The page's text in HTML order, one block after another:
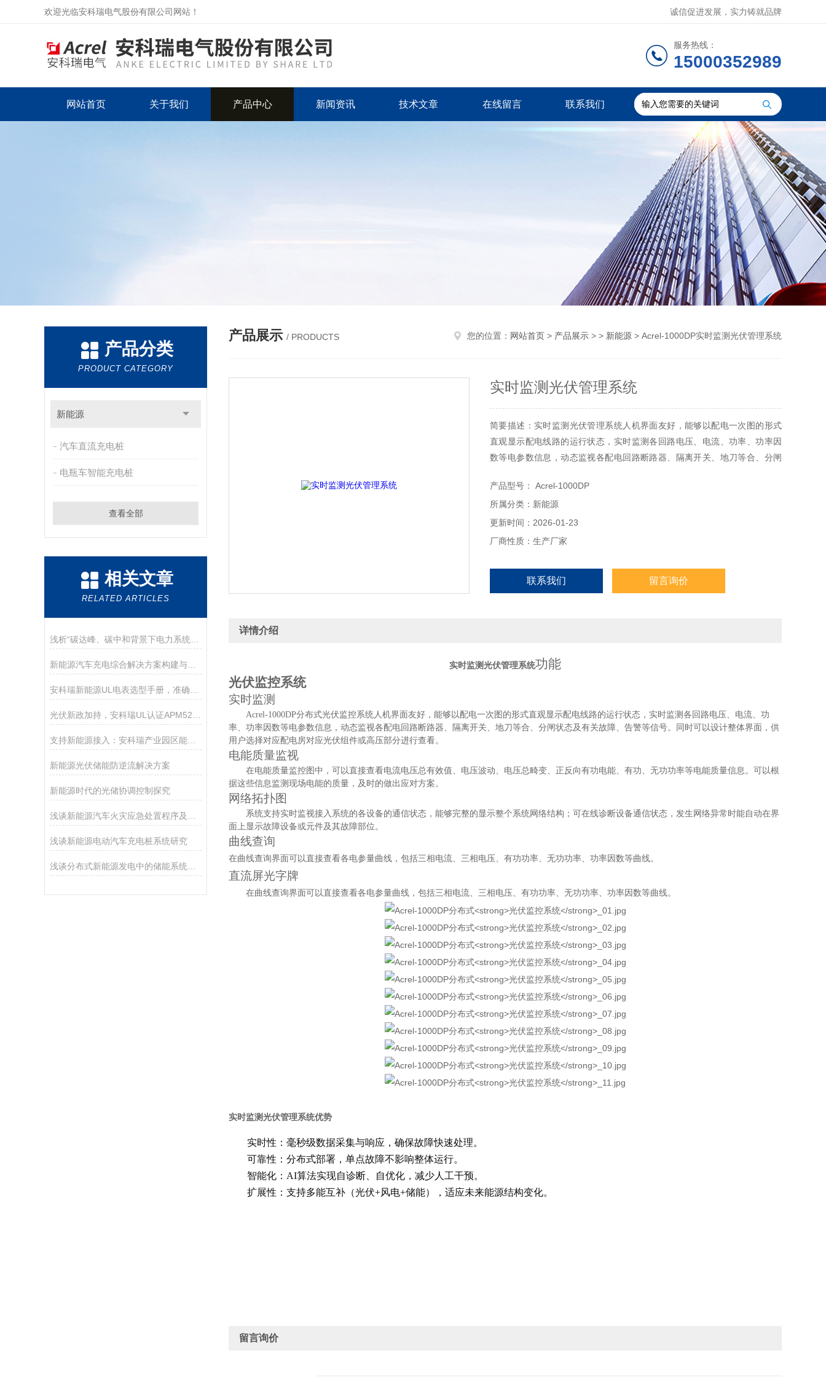
欢迎光临安科瑞电气股份有限公司网站！ 诚信促进发展，实力铸就品牌
服务热线：
15000352989
网站首页 关于我们 产品中心 新闻资讯 技术文章 在线留言 联系我们
产品分类
PRODUCT CATEGORY
新能源
汽车直流充电桩
电瓶车智能充电桩
查看全部
相关文章
RELATED ARTICLES
新能源汽车充电综合解决方案构建与实践应用
支持新能源接入：安科瑞产业园区能源计费解决方案构建透明计费新生态
新能源光伏储能防逆流解决方案
新能源时代的光储协调控制探究
浅谈新能源电动汽车充电桩系统研究
产品展示 / PRODUCTS 您的位置： 网站首页 > 产品展示 > > 新能源 > Acrel-1000DP实时监测光伏管理系统
实时监测光伏管理系统
简要描述：实时监测光伏管理系统人机界面友好，能够以配电一次图的形式
直观显示配电线路的运行状态，实时监测各回路电压、电流、功率、功率因
数等电参数信息，动态监视各配电回路断路器、隔离开关、地刀等合、分闸
电房对应光伏组件或高压部分进行查看。
产品型号： Acrel-1000DP
所属分类：新能源
更新时间：2026-01-23
厂商性质：生产厂家
联系我们 留言询价
详情介绍
实时监测光伏管理系统功能
光伏监控系统
实时监测
Acrel-1000DP分布式光伏监控系统人机界面友好，能够以配电一次图的形式直观显示配电线路的运行状态，实时监测各回路电压、电流、功
率、功率因数等电参数信息，动态监视各配电回路断路器、隔离开关、地刀等合、分闸状态及有关故障、告警等信号。
同时可以设计整体界面，供
用户选择对应配电房对应光伏组件或高压部分进行查看。
电能质量监视
在电能质量监控图中，可以直接查看电流电压总有效值、电压波动、电压总畸变、正反向有功电能、有功、无功功率等电能质量信息。可以根
据这些信息监测现场电能的质量，及时的做出应对方案。
网络拓扑图
系统支持实时监视接入系统的各设备的通信状态，能够完整的显示整个系统网络结构；可在线诊断设备通信状态，发生网络异常时能自动在界
面上显示故障设备或元件及其故障部位。
曲线查询
在曲线查询界面可以直接查看各电参量曲线，包括三相电流、三相电压、有功功率、无功功率、功率因数等曲线。
直流屏光字牌
在曲线查询界面可以直接查看各电参量曲线，包括三相电流、三相电压、有功功率、无功功率、功率因数等曲线。
实时监测光伏管理系统优势
实时性 ：毫秒级数据采集与响应，确保故障快速处理。
可靠性 ：分布式部署，单点故障不影响整体运行。
智能化 ：AI算法实现自诊断、自优化，减少人工干预。
扩展性 ：支持多能互补（光伏+风电+储能），适应未来能源结构变化。
留言询价